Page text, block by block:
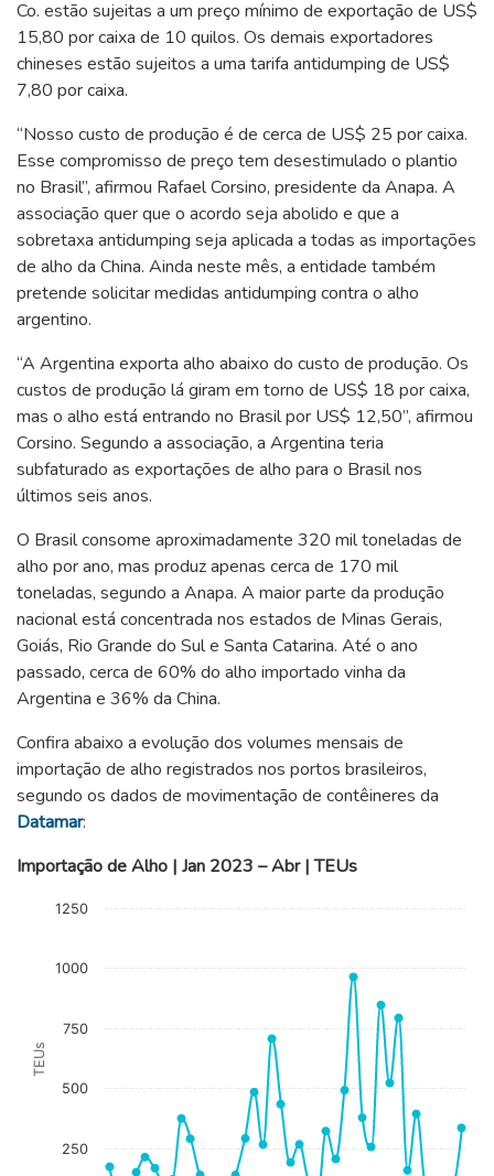
Co. estão sujeitas a um preço mínimo de exportação de US$
15,80 por caixa de 10 quilos. Os demais exportadores
chineses estão sujeitos a uma tarifa antidumping de US$
7,80 por caixa.
“Nosso custo de produção é de cerca de US$ 25 por caixa.
Esse compromisso de preço tem desestimulado o plantio
no Brasil”, afirmou Rafael Corsino, presidente da Anapa. A
associação quer que o acordo seja abolido e que a
sobretaxa antidumping seja aplicada a todas as importações
de alho da China. Ainda neste mês, a entidade também
pretende solicitar medidas antidumping contra o alho
argentino.
“A Argentina exporta alho abaixo do custo de produção. Os
custos de produção lá giram em torno de US$ 18 por caixa,
mas o alho está entrando no Brasil por US$ 12,50”, afirmou
Corsino. Segundo a associação, a Argentina teria
subfaturado as exportações de alho para o Brasil nos
últimos seis anos.
O Brasil consome aproximadamente 320 mil toneladas de
alho por ano, mas produz apenas cerca de 170 mil
toneladas, segundo a Anapa. A maior parte da produção
nacional está concentrada nos estados de Minas Gerais,
Goiás, Rio Grande do Sul e Santa Catarina. Até o ano
passado, cerca de 60% do alho importado vinha da
Argentina e 36% da China.
Confira abaixo a evolução dos volumes mensais de
importação de alho registrados nos portos brasileiros,
segundo os dados de movimentação de contêineres da
Datamar:
Importação de Alho | Jan 2023 – Abr | TEUs
The chart has 1 Y axis displaying TEUs. Data ranges from 18
TEUs
250
500
750
1000
1250